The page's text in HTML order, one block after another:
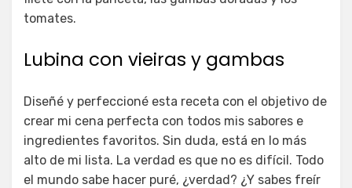
tomates.
Lubina con vieiras y gambas
Diseñé y perfeccioné esta receta con el objetivo de
crear mi cena perfecta con todos mis sabores e
ingredientes favoritos. Sin duda, está en lo más
alto de mi lista. La verdad es que no es difícil. Todo
el mundo sabe hacer puré, ¿verdad? ¿Y sabes freír